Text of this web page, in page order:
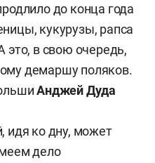
до конца года
кукурузы, рапса
это, в свою очередь,
демаршу поляков.
Анджей Дуда
идя ко дну, может
дело